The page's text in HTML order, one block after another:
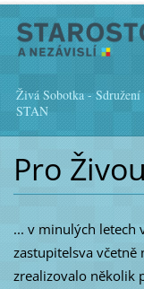
Živá Sobotka -
STAN
Pro
... v minulých letech
zastupitelsva včetně
zrealizovalo několik